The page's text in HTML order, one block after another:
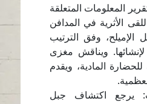
المعلومات المتعلقة
الأثرية في المدافن
وفق الترتيب
ويناقش مغزى
المادية، ويقدم
يرجع اكتشاف جبل